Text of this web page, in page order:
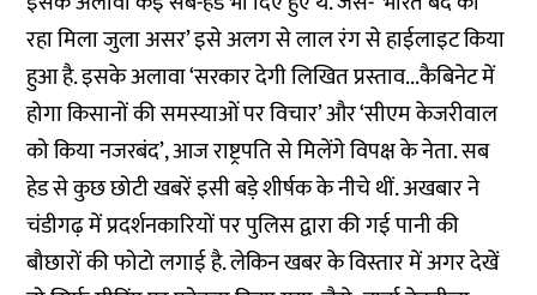
रहा मिला जुला असर’ इसे अलग से लाल रंग से हाईलाइट किया
हुआ है. इसके अलावा ‘सरकार देगी लिखित प्रस्ताव...कैबिनेट में
होगा किसानों की समस्याओं पर विचार’ और ‘सीएम केजरीवाल
को किया नजरबंद’, आज राष्ट्रपति से मिलेंगे विपक्ष के नेता. सब
हेड से कुछ छोटी खबरें इसी बड़े शीर्षक के नीचे थीं. अखबार ने
चंडीगढ़ में प्रदर्शनकारियों पर पुलिस द्वारा की गई पानी की
बौछारों की फोटो लगाई है. लेकिन खबर के विस्तार में अगर देखें